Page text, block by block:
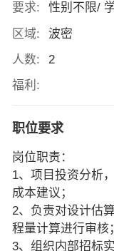
要求:
性别不限/
区域:
波密
人数:
2
福利:
职位要求
岗位职责：
1、项目投资分析
成本建议；
2、负责对设计估
程量计算进行审核；
3、组织内部招标